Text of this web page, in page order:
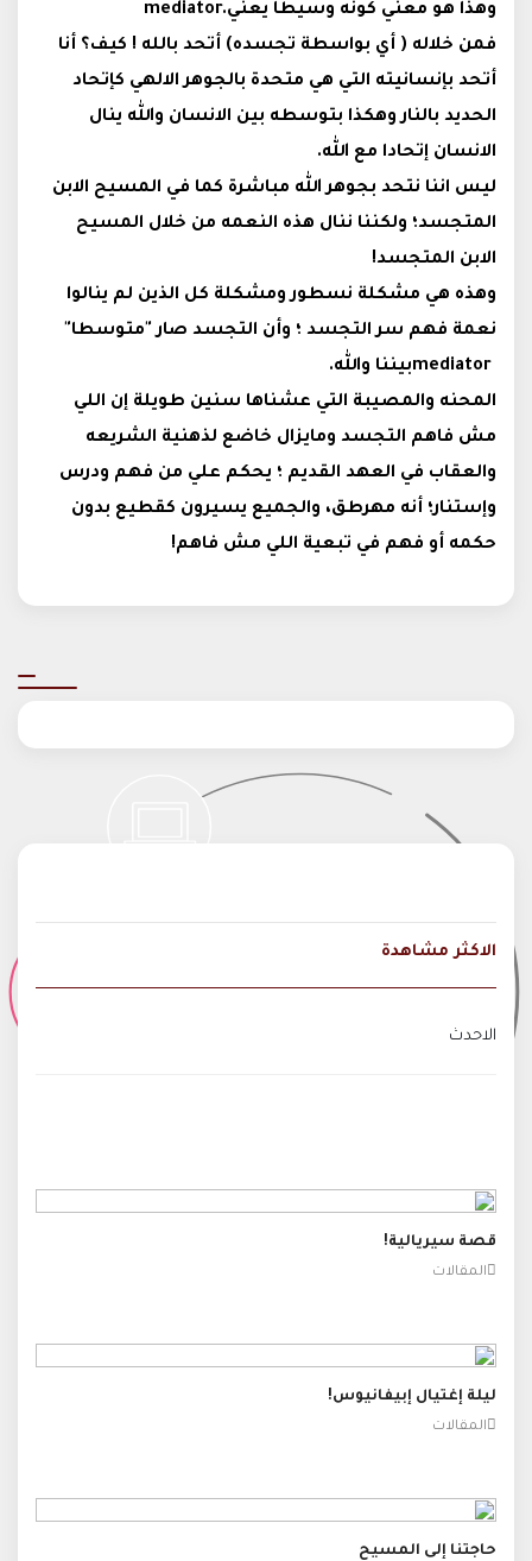
وهذا هو معني كونه وسيطا يعنيmediator.
فمن خلاله ( أي بواسطة تجسده) أتحد بالله ! كيف؟ أنا
أتحد بإنسانيته التي هي متحدة بالجوهر الالهي كإتحاد
الحديد بالنار وهكذا بتوسطه بين الانسان والله ينال
الانسان إتحادا مع الله.
ليس اننا نتحد بجوهر الله مباشرة كما في المسيح الابن
المتجسد؛ ولكننا ننال هذه النعمه من خلال المسيح
الابن المتجسد!
وهذه هي مشكلة نسطور ومشكلة كل الذين لم ينالوا
نعمة فهم سر التجسد ؛ وأن التجسد صار "متوسطا"
mediatorبيننا والله.
المحنه والمصيبة التي عشناها سنين طويلة إن اللي
مش فاهم التجسد ومايزال خاضع لذهنية الشريعه
والعقاب في العهد القديم ؛ يحكم علي من فهم ودرس
وإستنار؛ أنه مهرطق، والجميع يسيرون كقطيع بدون
حكمه أو فهم في تبعية اللي مش فاهم!
الاكثر مشاهدة
الاحدث
قصة سيريالية!
المقالات
ليلة إغتيال إبيفانيوس!
المقالات
حاجتنا إلى المسيح